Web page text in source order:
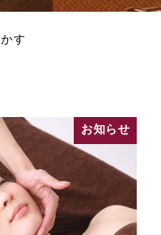
す
お知らせ